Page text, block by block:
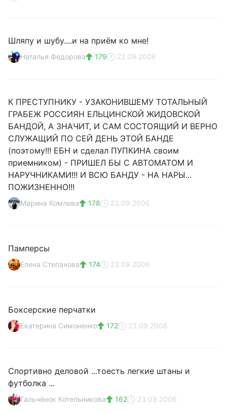
Шляпу и шубу....и на приём ко мне!
Наталья Федорова 179 22.09.2006
К ПРЕСТУПНИКУ - УЗАКОНИВШЕМУ ТОТАЛЬНЫЙ
ГРАБЕЖ РОССИЯН ЕЛЬЦИНСКОЙ ЖИДОВСКОЙ
БАНДОЙ, А ЗНАЧИТ, И САМ СОСТОЯЩИЙ И ВЕРНО
СЛУЖАЩИЙ ПО СЕЙ ДЕНЬ ЭТОЙ БАНДЕ
(поэтому!!! ЕБН и сделал ПУПКИНА своим
приемником) - ПРИШЕЛ БЫ С АВТОМАТОМ И
НАРУЧНИКАМИ!!! И ВСЮ БАНДУ - НА НАРЫ...
ПОЖИЗНЕННО!!!
Марина Комлева 178 23.09.2006
Памперсы
Елена Степанова 174 23.09.2006
Боксерские перчатки
Екатерина Симоненко 172 23.09.2006
Спортивно деловой ...тоесть легкие штаны и
футболка ...
Гальчёнок Котельникова 162 23.09.2006